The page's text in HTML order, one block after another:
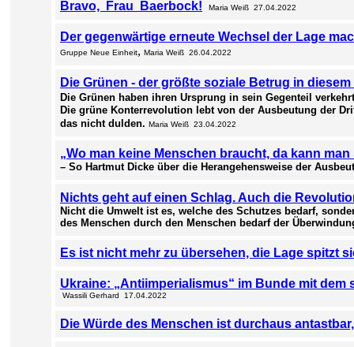
Bravo, Frau Baerbock! Maria Weiß 27.04.2022
Der gegenwärtige erneute Wechsel der Lage
Gruppe Neue Einheit, Maria Weiß 26.04.2022
Die Grünen - der größte soziale Betrug in
Die Grünen haben ihren Ursprung in sein Gegenteil
Die grüne Konterrevolution lebt von der Ausbeutung der
das nicht dulden. Maria Weiß 23.04.2022
„Wo man keine Menschen braucht, da kann
– So Hartmut Dicke über die Herangehensweise der
Nichts geht auf einen Schlag. Auch die
Nicht die Umwelt ist es, welche des Schutzes bedarf,
des Menschen durch den Menschen bedarf der
Es ist nicht mehr zu übersehen, die Lage spitzt
Ukraine: „Antiimperialismus“ im Bunde mit
Wassili Gerhard 17.04.2022
Die Würde des Menschen ist durchaus